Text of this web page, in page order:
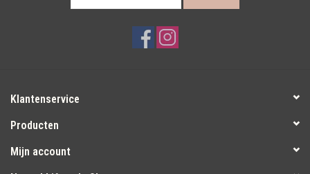
Klantenservice
Producten
Mijn account